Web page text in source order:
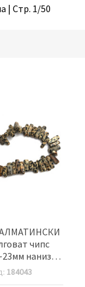
| Стр. 1/50
чипс
наниз
камъни
броя
184043